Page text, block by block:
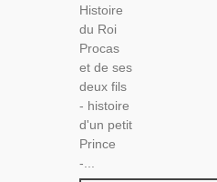
Histoire
du Roi
Procas
et de ses
deux fils
- histoire
d'un petit
Prince
-...